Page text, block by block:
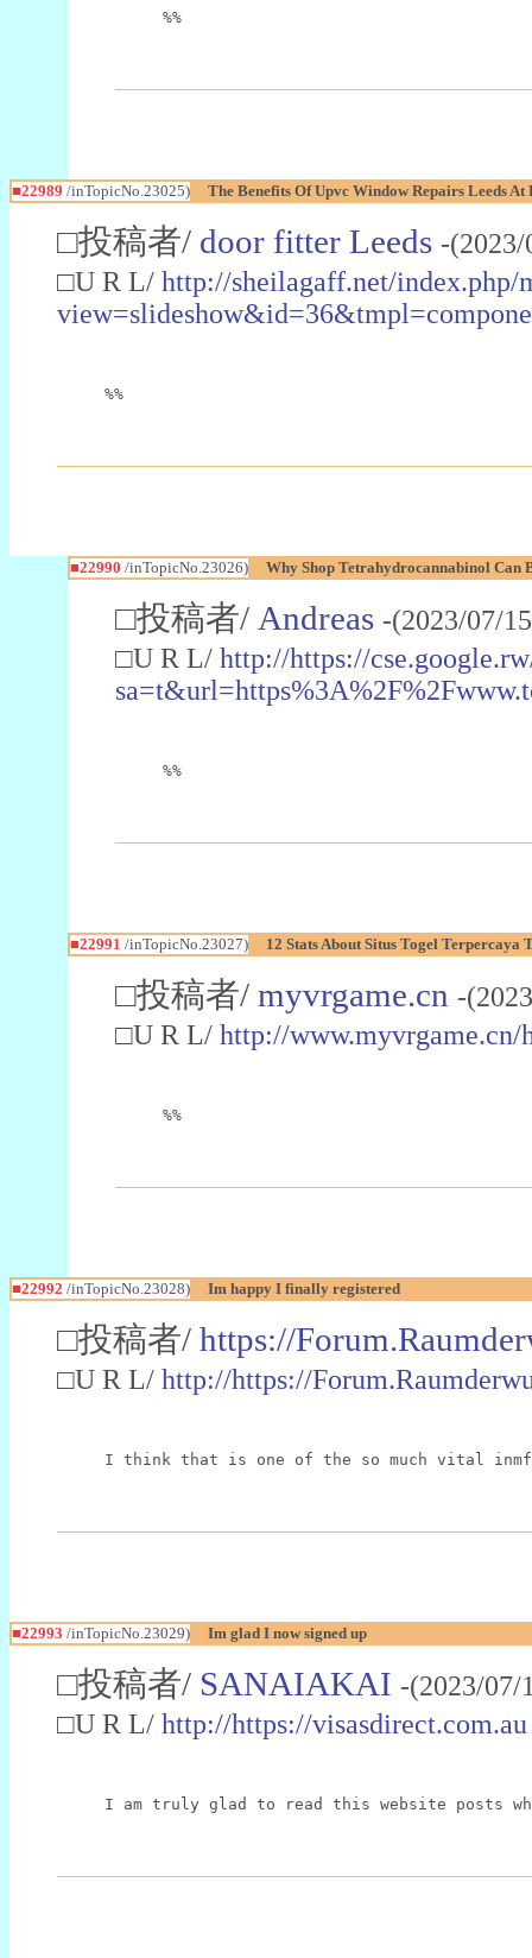
%%
■22989 /inTopicNo.23025) The Benefits Of Upvc Window Repairs Leeds
□投稿者/ door fitter Leeds -
□U R L/ http://sheilagaff.net/index.php/
%%
■22990 /inTopicNo.23026) Why Shop Tetrahydrocannabinol Can
□投稿者/ Andreas -(2023/07/
□U R L/ http://https://
%%
■22991 /inTopicNo.23027) 12 Stats About Situs Togel Terpercaya
□投稿者/ myvrgame.cn -
□U R L/ http://www.myvrgame.cn/
%%
■22992 /inTopicNo.23028) Im happy I finally registered
□投稿者/ https://
□U R L/ http://https://
I think that is one of the so much vital
■22993 /inTopicNo.23029) Im glad I now signed up
□投稿者/ SANAIAKAI -(2023/
□U R L/ http://https://visasdirect.com.au
I am truly glad to read this website posts